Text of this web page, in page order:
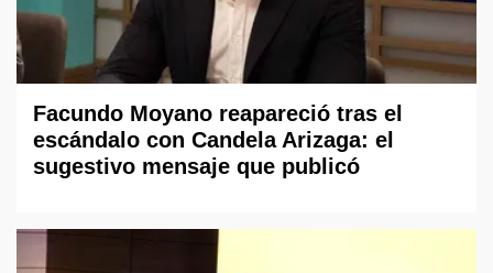
Facundo Moyano reapareció tras el
escándalo con Candela Arizaga: el
sugestivo mensaje que publicó